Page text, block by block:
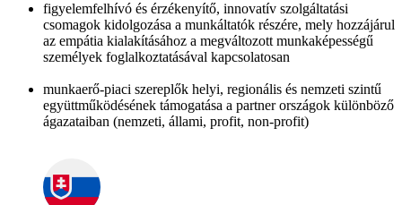
figyelemfelhívó és érzékenyítő, innovatív szolgáltatási
csomagok kidolgozása a munkáltatók részére, mely hozzájárul
az empátia kialakításához a megváltozott munkaképességű
személyek foglalkoztatásával kapcsolatosan
munkaerő-piaci szereplők helyi, regionális és nemzeti szintű
együttműködésének támogatása a partner országok különböző
ágazataiban (nemzeti, állami, profit, non-profit)